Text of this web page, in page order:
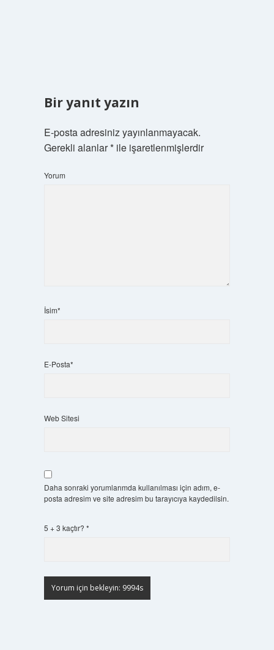
Bir yanıt yazın
E-posta adresiniz yayınlanmayacak.
Gerekli alanlar*ile işaretlenmişlerdir
Yorum
İsim*
E-Posta*
Web Sitesi
Daha sonraki yorumlarımda kullanılması için adım, e-
posta adresim ve site adresim bu tarayıcıya kaydedilsin.
5 + 3 kaçtır? *